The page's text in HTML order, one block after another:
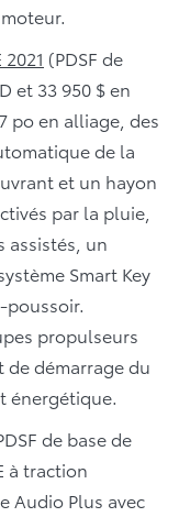
(PDSF de
et 33 950 $ en
po en alliage, des
de la
et un hayon
par la pluie,
assistés, un
Smart Key
poussoir.
propulseurs
de démarrage du
énergétique.
de base de
à traction
Audio Plus avec